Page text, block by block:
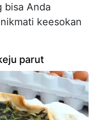
bisa Anda
keesokan
parut